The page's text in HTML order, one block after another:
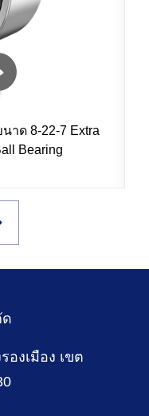
าด 8-22-7 Extra
Bearing
ด
องเมือง เขต